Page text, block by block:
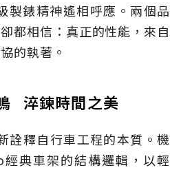
製錶精神遙相呼應。兩個品
都相信：真正的性能，來自
的執著。
淬鍊時間之美
詮釋自行車工程的本質。機
典車架的結構邏輯，以輕